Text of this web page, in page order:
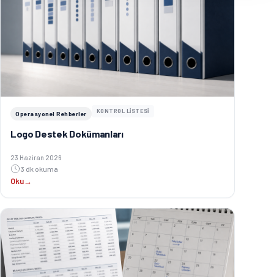
Operasyonel Rehberler KONTROL LİSTESİ
Logo Destek Dokümanları
Yayınlanma tarihi:
23 Haziran 2026
3 dk okuma
Oku→